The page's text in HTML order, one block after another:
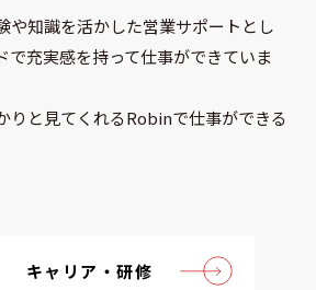
や知識を活かした営業サポートとし
で充実感を持って仕事ができていま
りと見てくれるRobinで仕事ができる
キャリア・研修